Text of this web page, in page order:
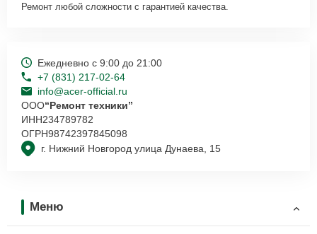
Ремонт любой сложности с гарантией качества.
г. Нижний Новгород улица Дунаева, 15
Ежедневно с 9:00 до 21:00
+7 (831) 217-02-64
info@acer-official.ru
ООО“Ремонт техники”
ИНН234789782
ОГРН98742397845098
Меню